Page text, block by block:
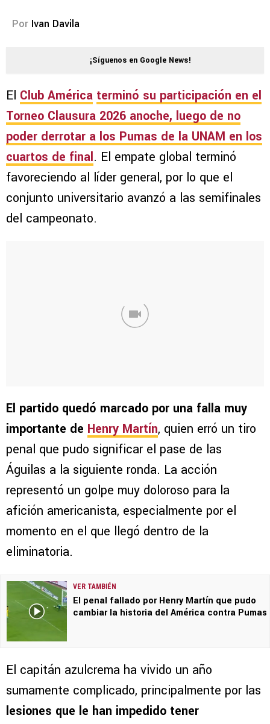
Por Ivan Davila
¡Síguenos en Google News!
El Club América terminó su participación en el
Torneo Clausura 2026 anoche, luego de no
poder derrotar a los Pumas de la UNAM en los
cuartos de final. El empate global terminó
favoreciendo al líder general, por lo que el
conjunto universitario avanzó a las semifinales
del campeonato.
El partido quedó marcado por una falla muy
importante de Henry Martín, quien erró un tiro
penal que pudo significar el pase de las
Águilas a la siguiente ronda. La acción
representó un golpe muy doloroso para la
afición americanista, especialmente por el
momento en el que llegó dentro de la
eliminatoria.
VER TAMBIÉN
El penal fallado por Henry Martín que pudo
cambiar la historia del América contra Pumas
El capitán azulcrema ha vivido un año
sumamente complicado, principalmente por las
lesiones que le han impedido tener